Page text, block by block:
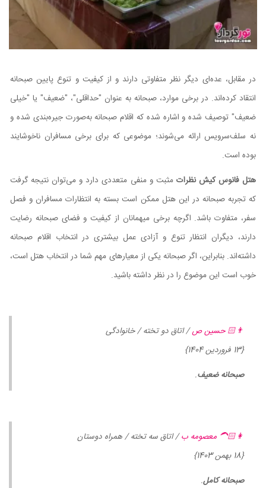
در مقابل، عده‌ای دیگر نظر متفاوتی دارند و از کیفیت و تنوع پایین صبحانه
انتقاد کرده‌اند. در برخی موارد، صبحانه به عنوان "حداقلی"، "ضعیف" یا "خیلی
ضعیف" توصیف شده و اشاره شده که اقلام صبحانه به‌صورت جیره‌بندی شده و
نه سلف‌سرویس ارائه می‌شوند؛ موضوعی که برای برخی مسافران ناخوشایند
بوده است.
هتل فانوس کیش نظرات مثبت و منفی متعددی دارد و می‌توان نتیجه گرفت
که تجربه صبحانه در این هتل ممکن است بسته به انتظارات مسافران و فصل
سفر، متفاوت باشد. اگرچه برخی میهمانان از کیفیت و فضای صبحانه رضایت
دارند، دیگران انتظار تنوع و آزادی عمل بیشتری در انتخاب اقلام صبحانه
داشته‌اند. بنابراین، اگر صبحانه یکی از معیارهای مهم شما در انتخاب هتل است،
خوب است این موضوع را در نظر داشته باشید.
👨🏻 حسین ص/ اتاق دو تخته / خانوادگی
{13 فروردین 1404}
صبحانه ضعیف.
👩🏻‍🦱 معصومه ب/ اتاق سه تخته / همراه دوستان
{18 بهمن 1403}
صبحانه کامل.